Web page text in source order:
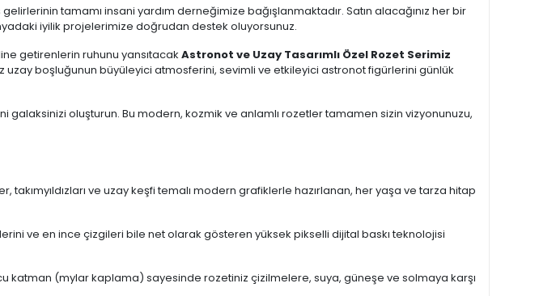
tamamı insani yardım derneğimize bağışlanmaktadır. Satın alacağınız her bir
iyilik projelerimize doğrudan destek oluyorsunuz.
getirenlerin ruhunu yansıtacak Astronot ve Uzay Tasarımlı Özel Rozet Serimiz
boşluğunun büyüleyici atmosferini, sevimli ve etkileyici astronot figürlerini günlük
galaksinizi oluşturun. Bu modern, kozmik ve anlamlı rozetler tamamen sizin vizyonunuzu,
ve uzay keşfi temalı modern grafiklerle hazırlanan, her yaşa ve tarza hitap
ve en ince çizgileri bile net olarak gösteren yüksek pikselli dijital baskı teknolojisi
katman (mylar kaplama) sayesinde rozetiniz çizilmelere, suya, güneşe ve solmaya karşı